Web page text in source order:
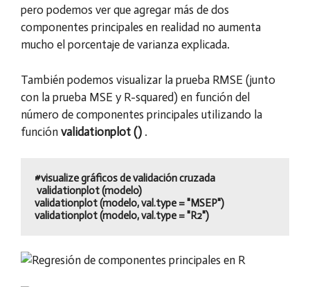
pero podemos ver que agregar más de dos
componentes principales en realidad no aumenta
mucho el porcentaje de varianza explicada.
También podemos visualizar la prueba RMSE (junto
con la prueba MSE y R-squared) en función del
número de componentes principales utilizando la
función validationplot () .
#visualize gráficos de validación cruzada
validationplot (modelo)
validationplot (modelo, val.type = "MSEP")
validationplot (modelo, val.type = "R2")